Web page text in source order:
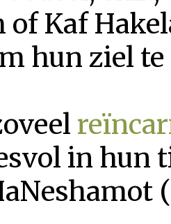
of Kaf
hun ziel
in hun